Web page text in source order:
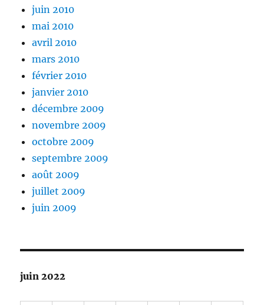
juin 2010
mai 2010
avril 2010
mars 2010
février 2010
janvier 2010
décembre 2009
novembre 2009
octobre 2009
septembre 2009
août 2009
juillet 2009
juin 2009
juin 2022